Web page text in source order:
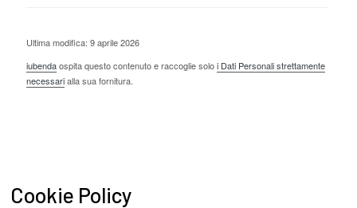
Ultima modifica: 9 aprile 2026
iubendaospita questo contenuto e raccoglie soloi Dati Personali strettamente
necessarialla sua fornitura.
Cookie Policy